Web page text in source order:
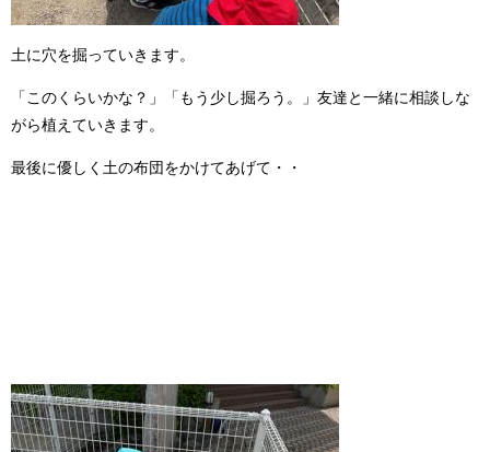
土に穴を掘っていきます。
「このくらいかな？」「もう少し掘ろう。」友達と一緒に相談しな
がら植えていきます。
最後に優しく土の布団をかけてあげて・・